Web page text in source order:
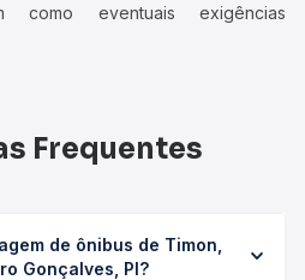
como eventuais exigências
Frequentes
de ônibus de Timon,
Gonçalves, PI?